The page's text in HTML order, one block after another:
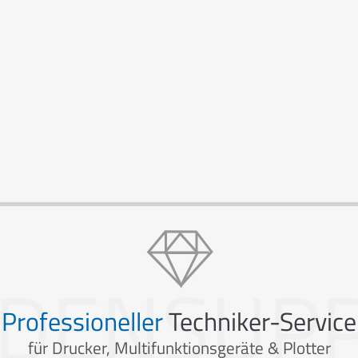
ProfessionellerTechniker-Service
für Drucker, Multifunktionsgeräte & Plotter